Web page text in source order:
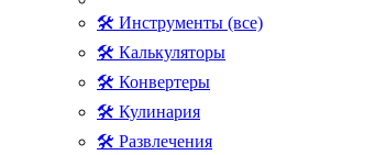
🛠 Инструменты (все)
🛠 Калькуляторы
🛠 Конвертеры
🛠 Кулинария
🛠 Развлечения